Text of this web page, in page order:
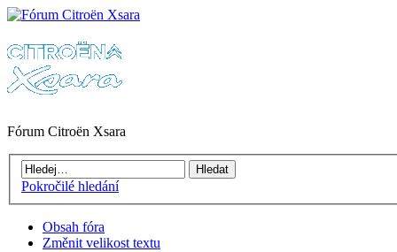
Fórum Citroën Xsara
Pokročilé hledání
Obsah fóra
Změnit velikost textu